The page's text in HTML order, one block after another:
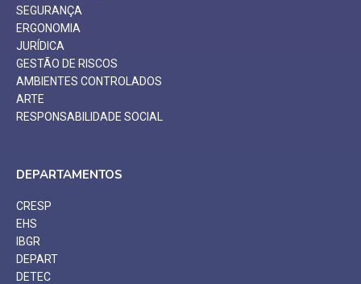
SEGURANÇA
ERGONOMIA
JURÍDICA
GESTÃO DE RISCOS
AMBIENTES CONTROLADOS
ARTE
RESPONSABILIDADE SOCIAL
DEPARTAMENTOS
CRESP
EHS
IBGR
DEPART
DETEC